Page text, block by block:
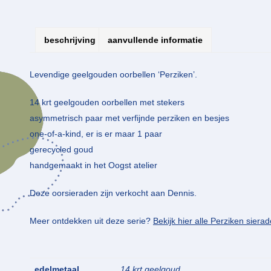
beschrijving aanvullende informatie
Levendige geelgouden oorbellen ‘Perziken’.
14 krt geelgouden oorbellen met stekers
asymmetrisch paar met verfijnde perziken en besjes
one-of-a-kind, er is er maar 1 paar
gerecycled goud
handgemaakt in het Oogst atelier
Deze oorsieraden zijn verkocht aan Dennis.
Meer ontdekken uit deze serie? Bekijk hier alle Perziken
edelmetaal 14 krt geelgoud